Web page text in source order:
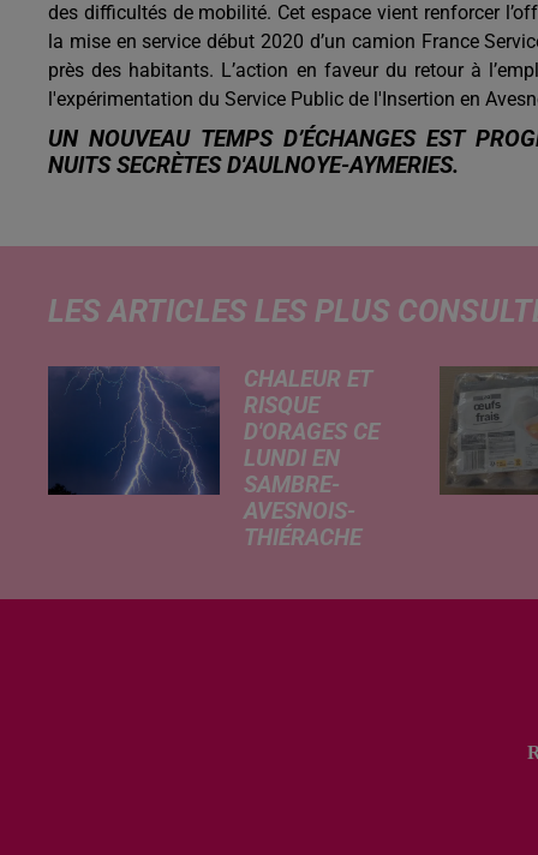
des difficultés de mobilité. Cet espace vient renforcer
la mise en service début 2020 d’un camion France
près des habitants. L’action en faveur du retour à
l'expérimentation du Service Public de l'Insertion en
UN NOUVEAU TEMPS D’ÉCHANGES EST
NUITS SECRÈTES D'AULNOYE-AYMERIES.
LES ARTICLES LES PLUS
CHALEUR ET
RISQUE
D'ORAGES CE
LUNDI EN
SAMBRE-
AVESNOIS-
THIÉRACHE
typiquement